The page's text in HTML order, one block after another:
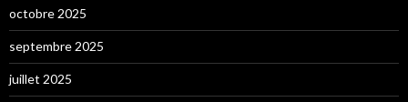
octobre 2025
septembre 2025
juillet 2025